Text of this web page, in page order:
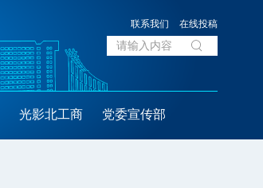
在线投稿
联系我们
光影北工商 党委宣传部